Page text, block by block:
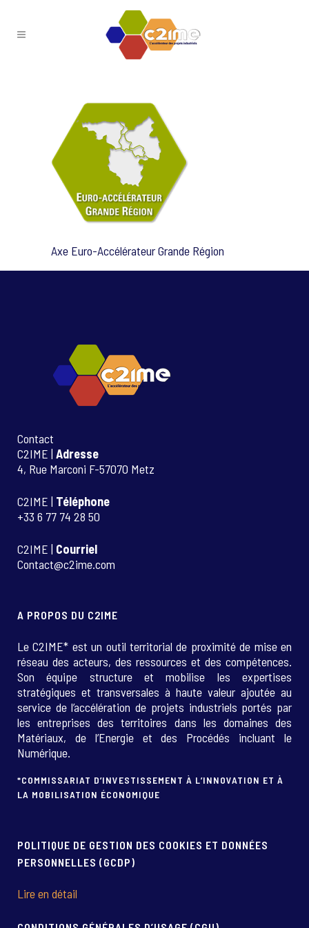
Axe Euro-Accélérateur Grande Région
Contact
C2IME | Adresse
4, Rue Marconi F-57070 Metz
C2IME | Téléphone
+33 6 77 74 28 50
C2IME | Courriel
Contact@c2ime.com
A PROPOS DU C2IME
Le C2IME* est un outil territorial de proximité de mise en
réseau des acteurs, des ressources et des compétences.
Son équipe structure et mobilise les expertises
stratégiques et transversales à haute valeur ajoutée au
service de l’accélération de projets industriels portés par
les entreprises des territoires dans les domaines des
Matériaux, de l’Energie et des Procédés incluant le
Numérique.
*COMMISSARIAT D’INVESTISSEMENT À L’INNOVATION ET À
LA MOBILISATION ÉCONOMIQUE
POLITIQUE DE GESTION DES COOKIES ET DONNÉES
PERSONNELLES (GCDP)
Lire en détail